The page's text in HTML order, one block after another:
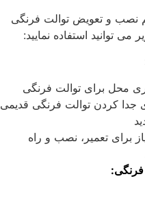
نصب و تعویض توالت فرنگی
می توانید استفاده نمایید:
محل برای توالت فرنگی
کردن توالت فرنگی قدیمی
برای تعمیر، نصب و راه
فرنگی: